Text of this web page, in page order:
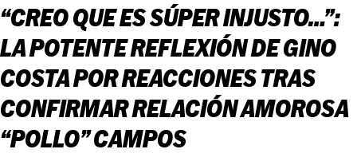
“CREO QUE ES SÚPER INJUSTO…”:
LA POTENTE REFLEXIÓN DE GINO
COSTA POR REACCIONES TRAS
CONFIRMAR RELACIÓN AMOROSA
“POLLO” CAMPOS